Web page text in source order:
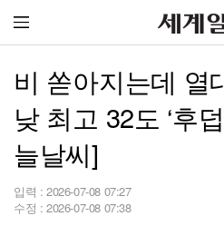
비 쏟아지는데
낮 최고 32도 ‘후
늘날씨]
입력 : 2026-07-08 07:27
수정 : 2026-07-08 07:38